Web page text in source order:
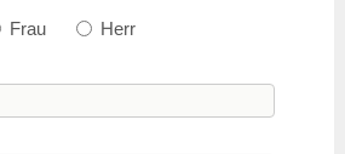
Frau Herr